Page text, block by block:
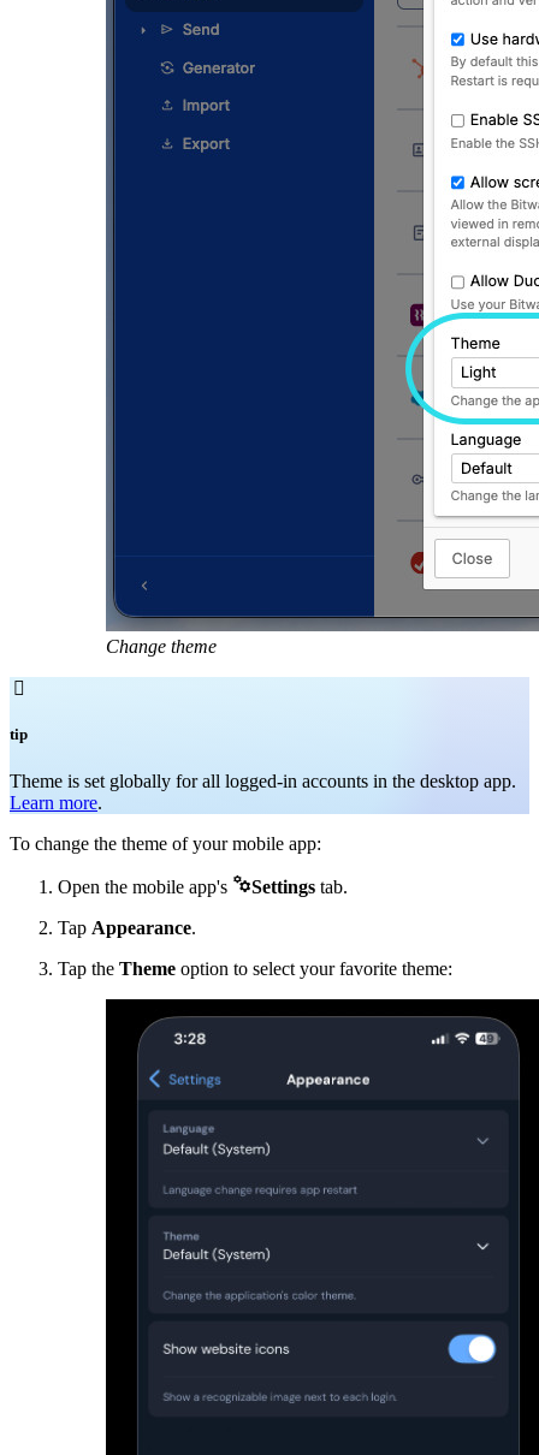
Change theme

tip
Theme is set globally for all logged-in accounts in the desktop app.
Learn more.
To change the theme of your mobile app:
Open the mobile app's Settings tab.
Tap Appearance.
Tap the Theme option to select your favorite theme: